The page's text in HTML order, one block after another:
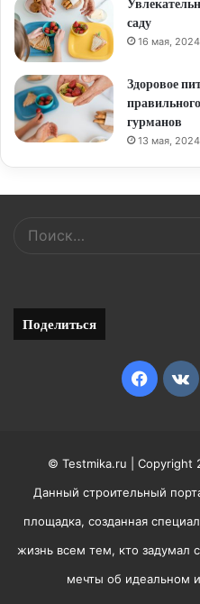
саду
16 мая, 2024
Здоровое
гурманов
13 мая, 2024
Поделиться
© Testmika.ru | Copyright
Данный строительный
площадка, созданная
жизнь всем тем, кто задумал
мечты об идеальном